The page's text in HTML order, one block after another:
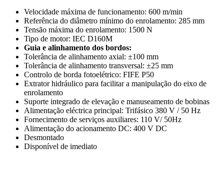
Velocidade máxima de funcionamento: 600 m/min
Referência do diâmetro mínimo do enrolamento: 285 mm
Tensão máxima do enrolamento: 1500 N
Tipo de motor: IEC D160M
Guia e alinhamento dos bordos:
Tolerância de alinhamento axial: ±100 mm
Tolerância de alinhamento transversal: ±25 mm
Controlo de borda fotoelétrico: FIFE P50
Extrator hidráulico para facilitar a manipulação do eixo de
enrolamento
Suporte integrado de elevação e manuseamento de bobinas
Alimentação eléctrica principal: Trifásico 380 V / 50 Hz
Fornecimento de serviços auxiliares: 110 V/ 50Hz
Alimentação do acionamento DC: 400 V DC
Desmontado
Disponível de imediato